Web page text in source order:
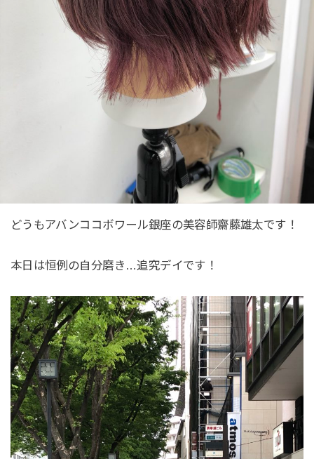
どうもアバンココボワール銀座の美容師齋藤雄太です！
本日は恒例の自分磨き…追究デイです！